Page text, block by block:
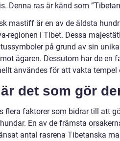
Denna ras är känd som
mastiff är en av de äldsta
regionen i Tibet. Dessa
på grund av sin
ägaren. Dessutom har de en
användes för att vakta tempel
det som gör
flera faktorer som bidrar till att
En av de främsta
antal rasrena Tibetanska